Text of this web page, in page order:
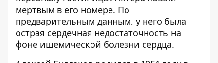
мертвым в его номере. По
предварительным данным, у него была
острая сердечная недостаточность на
фоне ишемической болезни сердца.